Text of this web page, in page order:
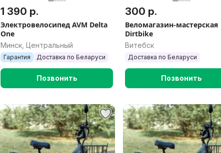
1 390 р.
Электровелосипед AVM Delta
One
Минск, Центральный
Гарантия Доставка по Беларуси
Позвонить
300 р.
Веломагазин-мастерская
Dirtbike
Витебск
Доставка по Беларуси
Позвонить